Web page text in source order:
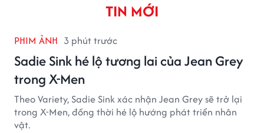
TIN MỚI
PHIM ẢNH 3 phút trước
Sadie Sink hé lộ tương lai của Jean Grey
trong X-Men
Theo Variety, Sadie Sink xác nhận Jean Grey sẽ trở lại
trong X-Men, đồng thời hé lộ hướng phát triển nhân
vật.